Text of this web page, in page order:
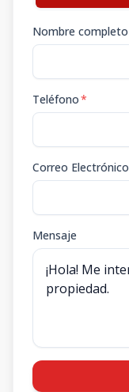
Nombre completo
Teléfono*
Correo Electrónico
Mensaje